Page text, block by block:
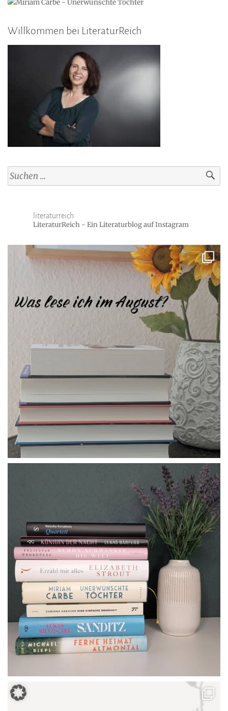
Willkommen bei LiteraturReich
Suchen
nach:
literaturreich
LiteraturReich - Ein Literaturblog auf Instagram